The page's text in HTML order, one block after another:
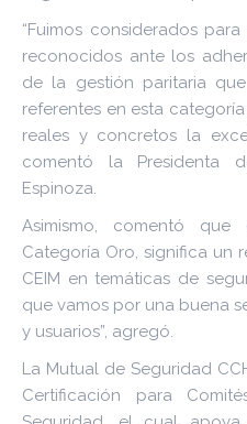
“Fuimos considerados
reconocidos ante los
de la gestión paritaria
referentes en esta
reales y concretos la
comentó la Presidenta
Espinoza.
Asimismo, comentó
Categoría Oro, significa un
CEIM en temáticas de
que vamos por una buena
y usuarios”, agregó.
La Mutual de Seguridad
Certificación para